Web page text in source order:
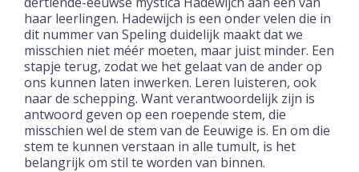
haar leerlingen. Hadewijch is een onder velen die in
dit nummer van Speling duidelijk maakt dat we
misschien niet méér moeten, maar juist minder. Een
stapje terug, zodat we het gelaat van de ander op
ons kunnen laten inwerken. Leren luisteren, ook
naar de schepping. Want verantwoordelijk zijn is
antwoord geven op een roepende stem, die
misschien wel de stem van de Eeuwige is. En om die
stem te kunnen verstaan in alle tumult, is het
belangrijk om stil te worden van binnen.